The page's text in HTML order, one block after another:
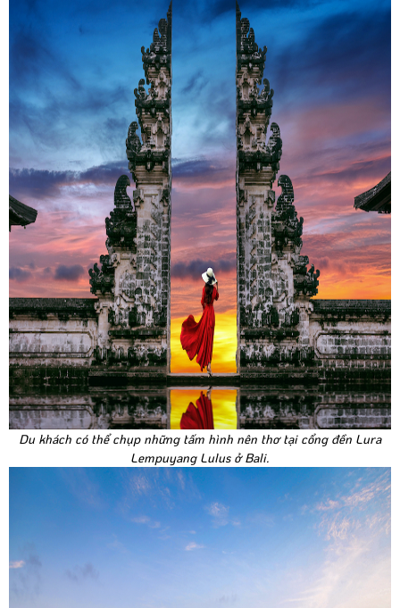
Du khách có thể chụp những tấm hình nên thơ tại cổng đền Lura
Lempuyang Lulus ở Bali.